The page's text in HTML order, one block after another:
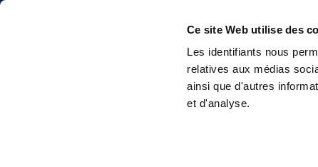
Ce site Web utilise des
Les identifiants nous
relatives aux médias
ainsi que d'autres
et d'analyse.